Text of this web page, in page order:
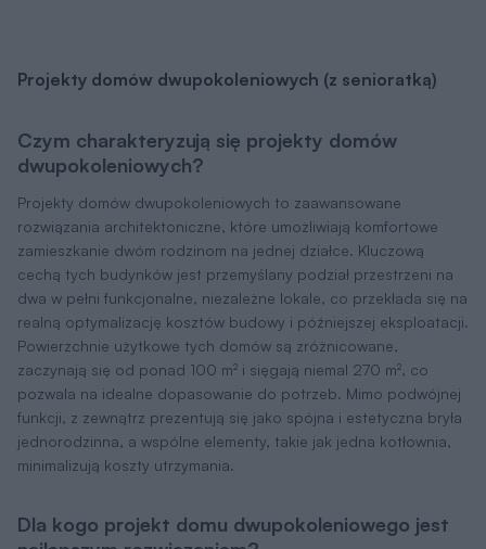
Projekty domów dwupokoleniowych (z senioratką)
Czym charakteryzują się projekty domów
dwupokoleniowych?
Projekty domów dwupokoleniowych to zaawansowane
rozwiązania architektoniczne, które umożliwiają komfortowe
zamieszkanie dwóm rodzinom na jednej działce. Kluczową
cechą tych budynków jest przemyślany podział przestrzeni na
dwa w pełni funkcjonalne, niezależne lokale, co przekłada się na
realną optymalizację kosztów budowy i późniejszej eksploatacji.
Powierzchnie użytkowe tych domów są zróżnicowane,
zaczynają się od ponad 100 m² i sięgają niemal 270 m², co
pozwala na idealne dopasowanie do potrzeb. Mimo podwójnej
funkcji, z zewnątrz prezentują się jako spójna i estetyczna bryła
jednorodzinna, a wspólne elementy, takie jak jedna kotłownia,
minimalizują koszty utrzymania.
Dla kogo projekt domu dwupokoleniowego jest